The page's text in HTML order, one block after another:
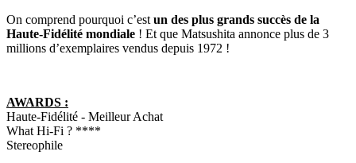
On comprend pourquoi c’est un des plus grands succès de la
Haute-Fidélité mondiale ! Et que Matsushita annonce plus de 3
millions d’exemplaires vendus depuis 1972 !
AWARDS :
Haute-Fidélité - Meilleur Achat
What Hi-Fi ? ****
Stereophile